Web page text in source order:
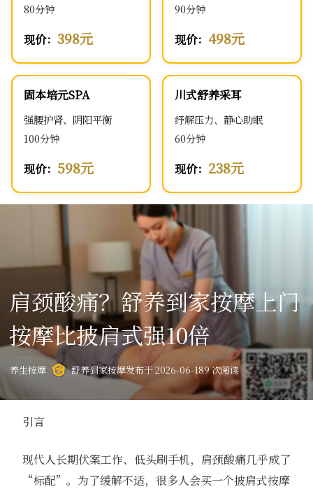
80分钟
现价： 398元
90分钟
现价： 498元
固本培元SPA
强腰护肾、阴阳平衡
100分钟
现价： 598元
川式舒养采耳
纾解压力、静心助眠
60分钟
现价： 238元
肩颈酸痛？舒养到家按摩上门
按摩比披肩式强10倍
养生按摩 舒养到家按摩发布于 2026-06-189 次阅读
引言
现代人长期伏案工作、低头刷手机，肩颈酸痛几乎成了
“标配”。为了缓解不适，很多人会买一个披肩式按摩